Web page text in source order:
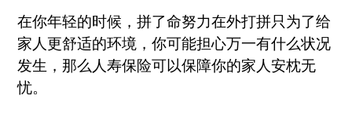
在你年轻的时候，拼了命努力在外打拼只为了给
家人更舒适的环境，你可能担心万一有什么状况
发生，那么人寿保险可以保障你的家人安枕无
忧。